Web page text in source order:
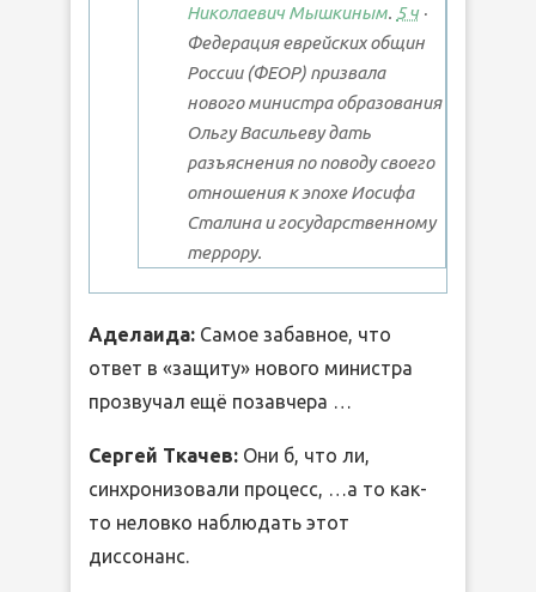
Николаевич Мышкиным. 5 ч·
Федерация еврейских общин
России (ФЕОР) призвала
нового министра образования
Ольгу Васильеву дать
разъяснения по поводу своего
отношения к эпохе Иосифа
Сталина и государственному
террору.
Аделаида: Самое забавное, что
ответ в «защиту» нового министра
прозвучал ещё позавчера …
Сергей Ткачев: Они б, что ли,
синхронизовали процесс, …а то как-
то неловко наблюдать этот
диссонанс.